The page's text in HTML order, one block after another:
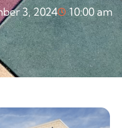
3, 2024 10:00 am